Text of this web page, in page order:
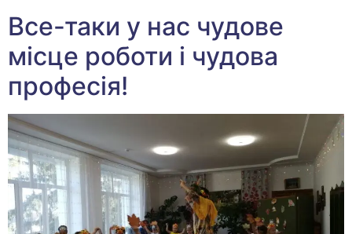
Все-таки у нас чудове
місце роботи і чудова
професія!